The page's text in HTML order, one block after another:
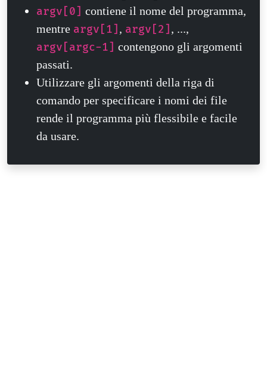
argv[0]
contiene il nome del programma,
mentre argv[1] , argv[2] , ...,
argv[argc-1]
contengono gli argomenti
passati.
Utilizzare gli argomenti della riga di
comando per specificare i nomi dei file
rende il programma più flessibile e facile
da usare.